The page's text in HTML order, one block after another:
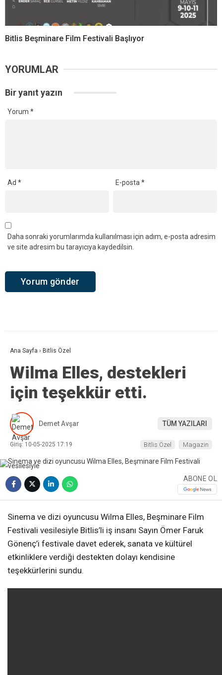
Bitlis Beşminare Film Festivali Başlıyor
YORUMLAR
Bir yanıt yazın
Yorum *
Ad * E-posta*
Daha sonraki yorumlarımda kullanılması için adım, e-posta adresim
ve site adresim bu tarayıcıya kaydedilsin.
Ana Sayfa › Bitlis Özel
Wilma Elles, destekleri
için teşekkür etti.
Demet Avşar TÜM YAZILARI
Giriş: 10-05-2025 17:19 Bitlis Özel Magazin
ABONE OL
Sinema ve dizi oyuncusu Wilma Elles, Beşminare Film
Festivali vesilesiyle Bitlis’li iş insanı Sayın Ömer Faruk
Gönenç’i festivale davet ederek, sanata ve kültürel
etkinliklere verdiği destekten dolayı kendisine
teşekkürlerini sundu.